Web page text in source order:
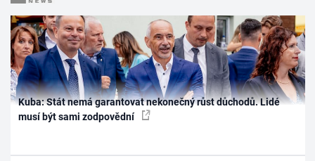
Kuba: Stát nemá garantovat nekonečný růst důchodů. Lidé
musí být sami zodpovědní